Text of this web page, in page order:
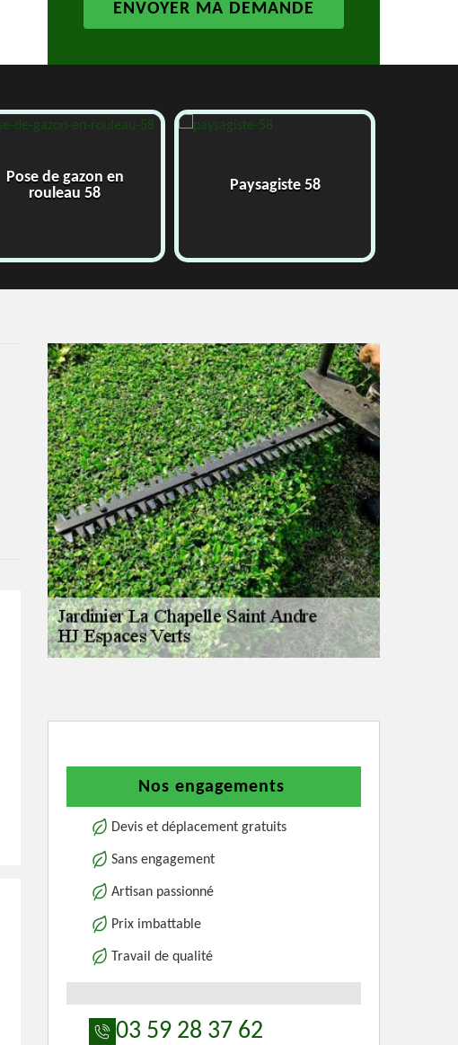
Pose de gazon en
rouleau 58
Paysagiste 58
Nos engagements
Devis et déplacement gratuits
Sans engagement
Artisan passionné
Prix imbattable
Travail de qualité
03 59 28 37 62